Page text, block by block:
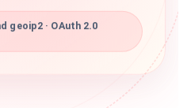
geoip2 · OAuth 2.0